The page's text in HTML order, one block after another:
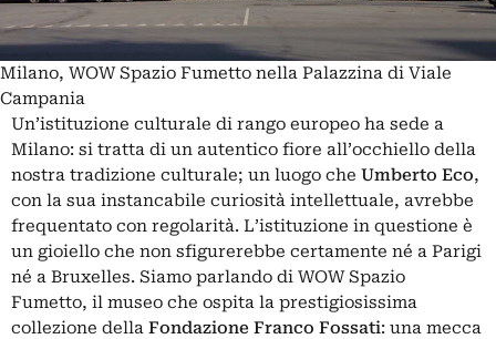
Milano, WOW Spazio Fumetto nella Palazzina di Viale
Campania
Un’istituzione culturale di rango europeo ha sede a
Milano: si tratta di un autentico fiore all’occhiello della
nostra tradizione culturale; un luogo che Umberto Eco,
con la sua instancabile curiosità intellettuale, avrebbe
frequentato con regolarità. L’istituzione in questione è
un gioiello che non sfigurerebbe certamente né a Parigi
né a Bruxelles. Siamo parlando di WOW Spazio
Fumetto, il museo che ospita la prestigiosissima
collezione della Fondazione Franco Fossati: una mecca